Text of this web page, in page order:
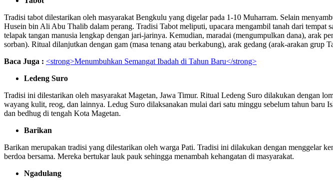
Tradisi tabot dilestarikan oleh masyarakat Bengkulu yang digelar pada 1-10 Muharram. Selain
Husein bin Ali Abu Thalib dalam perang. Tradisi Tabot meliputi, upacara mengambil tanah dari
telapak tangan manusia lengkap dengan jari-jarinya. Kemudian, maradai (mengumpulkan dana), arak
sorban). Ritual dilanjutkan dengan gam (masa tenang atau berkabung), arak gedang (arak-arakan grup
Baca Juga : <strong>Menumbuhkan Semangat Ibadah di Tahun Baru</strong>
Ledeng Suro
Tradisi ini dilestarikan oleh masyarakat Magetan, Jawa Timur. Ritual Ledeng Suro dilakukan dengan
wayang kulit, reog, dan lainnya. Ledug Suro dilaksanakan mulai dari satu minggu sebelum tahun
dan bedhug di tengah Kota Magetan.
Barikan
Barikan merupakan tradisi yang dilestarikan oleh warga Pati. Tradisi ini dilakukan dengan menggelar
berdoa bersama. Mereka bertukar lauk pauk sehingga menambah kehangatan di masyarakat.
Ngadulang